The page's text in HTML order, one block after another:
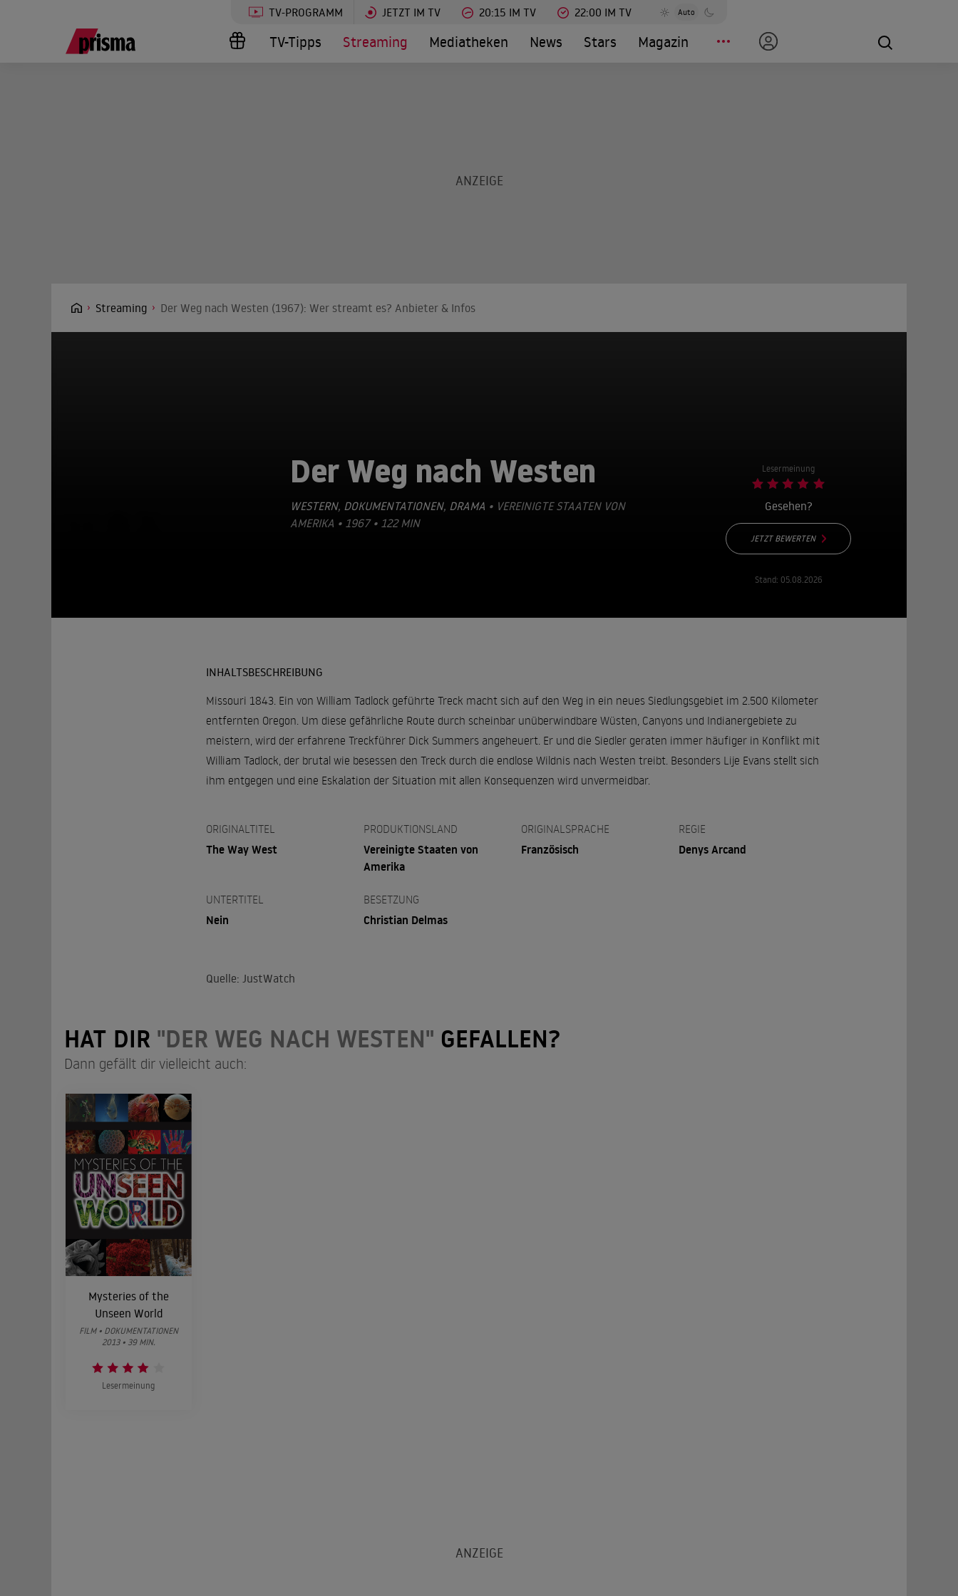
TV-PROGRAMM JETZT IM TV 20:15 IM TV 22:00 IM TV Auto
TV-Tipps Streaming Mediatheken News Stars Magazin
Streaming Der Weg nach Westen (1967): Wer streamt es? Anbieter & Infos
Der Weg nach Westen
WESTERN, DOKUMENTATIONEN, DRAMA • VEREINIGTE STAATEN VON
AMERIKA • 1967 • 122 MIN
Lesermeinung
Gesehen?
JETZT BEWERTEN
Stand: 05.08.2026
INHALTSBESCHREIBUNG
Missouri 1843. Ein von William Tadlock geführte Treck macht sich auf den Weg in ein neues Siedlungsgebiet im 2.500 Kilometer
entfernten Oregon. Um diese gefährliche Route durch scheinbar unüberwindbare Wüsten, Canyons und Indianergebiete zu
meistern, wird der erfahrene Treckführer Dick Summers angeheuert. Er und die Siedler geraten immer häufiger in Konflikt mit
William Tadlock, der brutal wie besessen den Treck durch die endlose Wildnis nach Westen treibt. Besonders Lije Evans stellt sich
ihm entgegen und eine Eskalation der Situation mit allen Konsequenzen wird unvermeidbar.
ORIGINALTITEL
The Way West
PRODUKTIONSLAND
Vereinigte Staaten von
Amerika
ORIGINALSPRACHE
Französisch
REGIE
Denys Arcand
UNTERTITEL
Nein
BESETZUNG
Christian Delmas
Quelle: JustWatch
HAT DIR "DER WEG NACH WESTEN" GEFALLEN?
Dann gefällt dir vielleicht auch:
Mysteries of the
Unseen World
FILM • DOKUMENTATIONEN
2013 • 39 MIN.
Lesermeinung